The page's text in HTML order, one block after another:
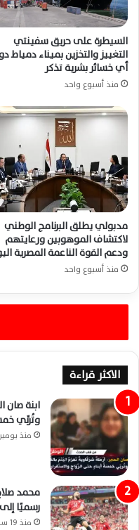
السيطرة على حريق سفينتي
التغييز والتخزين بميناء دمياط
أي خسائر بشرية تذكر
منذ أسبوع واحد
مدبولي يطلق البرنامج الوطني
لاكتشاف الموهوبين ورعايتهم
ودعم القوة الناعمة المصرية
منذ أسبوع واحد
الاكثر قراءة
ابنة صان
وتُربِّي
منذ
محمد
رسميًا
منذ 19 ساعة